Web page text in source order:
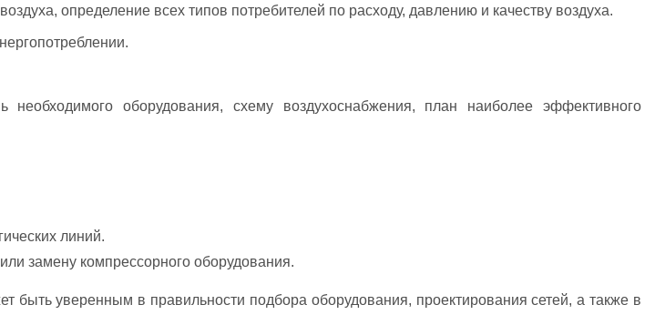
определение всех типов потребителей по расходу, давлению и качеству воздуха.
оборудования, схему воздухоснабжения, план наиболее эффективного
линий.
замену компрессорного оборудования.
быть уверенным в правильности подбора оборудования, проектирования сетей, а также в